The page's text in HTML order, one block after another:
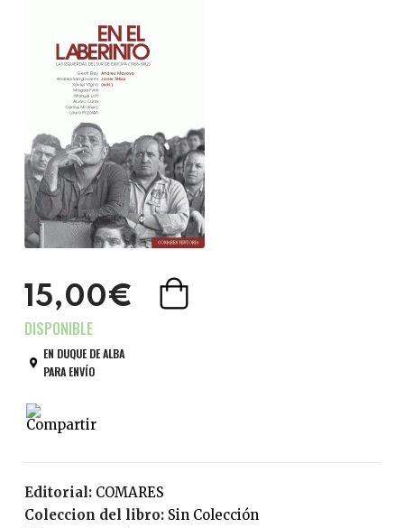
15,00€
EN DUQUE DE ALBA
PARA ENVÍO
Editorial:
COMARES
Coleccion del libro:
Sin Colección